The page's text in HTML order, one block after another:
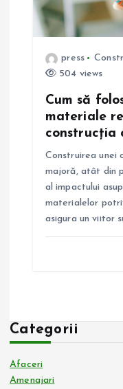
press
504 views
Cum să
materiale
construcția
Construirea unei
majoră, atât din
al impactului
materialelor
asigura un viitor
Categorii
Afaceri
Amenajari